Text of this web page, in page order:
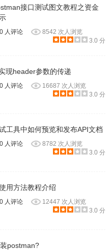
和发送请求查看响应
文件
享
，因为我的测试用例，可
接口测试图文教程之资金
0 人评论
8542 次人浏览
3.0 分
现header参数的传递
0 人评论
16687 次人浏览
3.0 分
工具中如何预览和发布API文档
0 人评论
8782 次人浏览
3.0 分
用方法教程介绍
0 人评论
12447 次人浏览
3.0 分
postman?